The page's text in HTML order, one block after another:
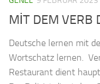
MİT DEM VERB
Deutsche lernen mit
Wortschatz lernen.
Restaurant dient